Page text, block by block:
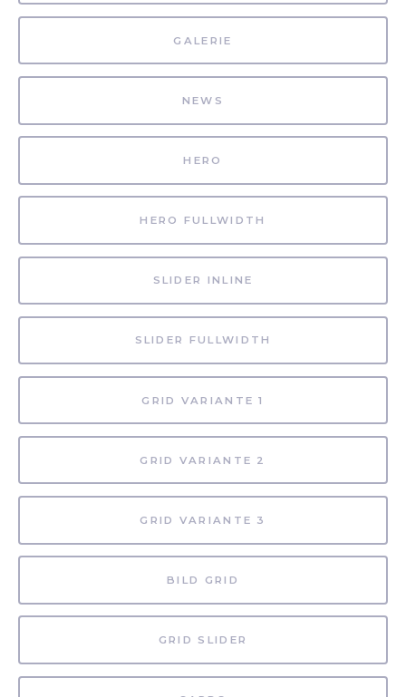
GALERIE
NEWS
HERO
HERO FULLWIDTH
SLIDER INLINE
SLIDER FULLWIDTH
GRID VARIANTE 1
GRID VARIANTE 2
GRID VARIANTE 3
BILD GRID
GRID SLIDER